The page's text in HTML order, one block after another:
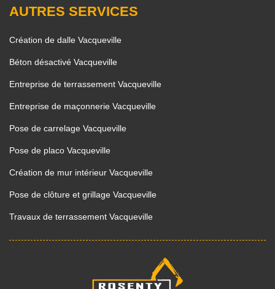
AUTRES SERVICES
Création de dalle Vacqueville
Béton désactivé Vacqueville
Entreprise de terrassement Vacqueville
Entreprise de maçonnerie Vacqueville
Pose de carrelage Vacqueville
Pose de placo Vacqueville
Création de mur intérieur Vacqueville
Pose de clôture et grillage Vacqueville
Travaux de terrassement Vacqueville